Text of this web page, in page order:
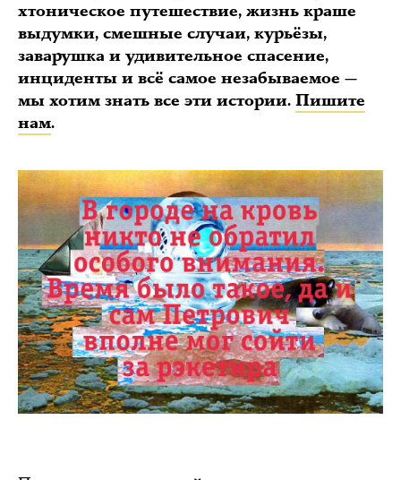
хтоническое путешествие, жизнь краше
выдумки, смешные случаи, курьёзы,
заварушка и удивительное спасение,
инциденты и всё самое незабываемое —
мы хотим знать все эти истории. Пишите
нам.